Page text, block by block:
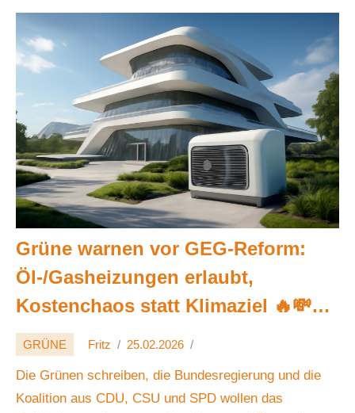
Grüne warnen vor GEG-Reform:
Öl-/Gasheizungen erlaubt,
Kostenchaos statt Klimaziel 🔥💸🏘️
🌱
GRÜNE Fritz 25.02.2026
Die Grünen schreiben, die Bundesregierung und die
Koalition aus CDU, CSU und SPD wollen das